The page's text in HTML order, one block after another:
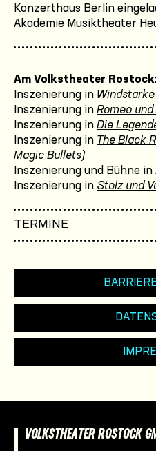
Konzerthaus Berlin
Akademie Musiktheater
Am Volkstheater
Inszenierung in Windstärke
Inszenierung in Romeo und
Inszenierung in Die
Inszenierung in The Black
Magic Bullets)
Inszenierung und Bühne in
Inszenierung in Stolz und
TERMINE
VOLKSTHEATER ROSTOCK